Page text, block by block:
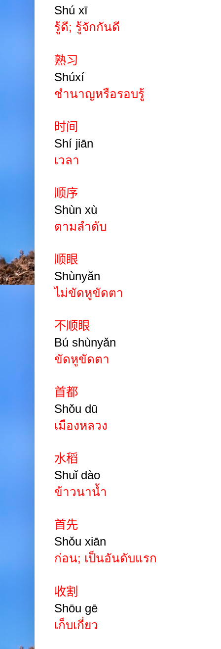
Shú xī
รู้ดี; รู้จักกันดี
熟习
Shúxí
ชำนาญหรือรอบรู้
时间
Shí jiān
เวลา
顺序
Shùn xù
ตามลำดับ
顺眼
Shùnyǎn
ไม่ขัดหูขัดตา
不顺眼
Bú shùnyǎn
ขัดหูขัดตา
首都
Shǒu dū
เมืองหลวง
水稻
Shuǐ dào
ข้าวนาน้ำ
首先
Shǒu xiān
ก่อน; เป็นอันดับแรก
收割
Shōu gē
เก็บเกี่ยว